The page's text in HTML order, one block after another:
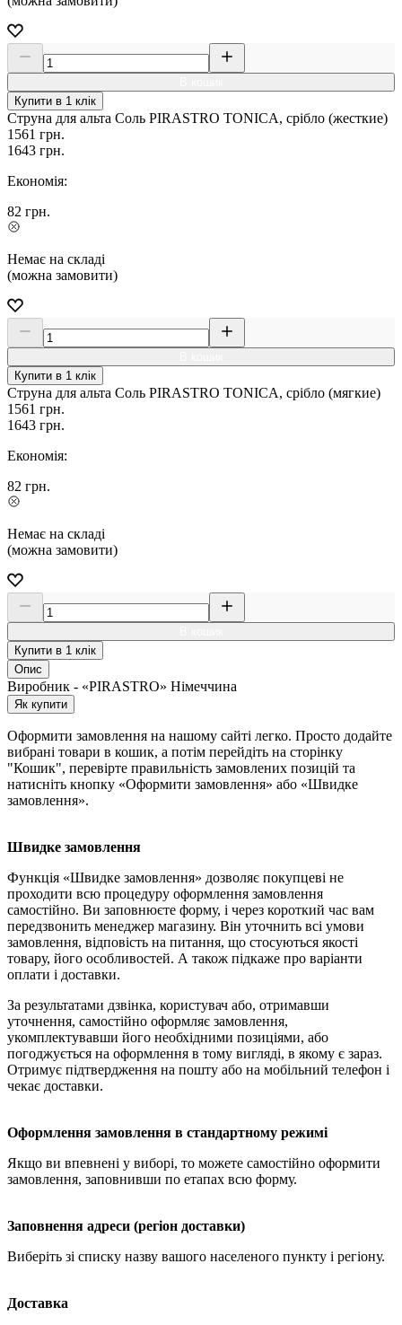
Купити в 1 клік
Струна для альта Соль PIRASTRO TONICA, срібло (жесткие)
1561 грн.
1643 грн.
Економія:
82 грн.
Немає на складі
(можна замовити)
Купити в 1 клік
Струна для альта Соль PIRASTRO TONICA, срібло (мягкие)
1561 грн.
1643 грн.
Економія:
82 грн.
Немає на складі
(можна замовити)
Купити в 1 клік
Опис
Виробник - «PIRASTRO» Німеччина
Як купити
Оформити замовлення на нашому сайті легко. Просто додайте
вибрані товари в кошик, а потім перейдіть на сторінку
"Кошик", перевірте правильність замовлених позицій та
натисніть кнопку «Оформити замовлення» або «Швидке
замовлення».
Швидке замовлення
Функція «Швидке замовлення» дозволяє покупцеві не
проходити всю процедуру оформлення замовлення
самостійно. Ви заповнюєте форму, і через короткий час вам
передзвонить менеджер магазину. Він уточнить всі умови
замовлення, відповість на питання, що стосуються якості
товару, його особливостей. А також підкаже про варіанти
оплати і доставки.
За результатами дзвінка, користувач або, отримавши
уточнення, самостійно оформляє замовлення,
укомплектувавши його необхідними позиціями, або
погоджується на оформлення в тому вигляді, в якому є зараз.
Отримує підтвердження на пошту або на мобільний телефон і
чекає доставки.
Оформлення замовлення в стандартному режимі
Якщо ви впевнені у виборі, то можете самостійно оформити
замовлення, заповнивши по етапах всю форму.
Заповнення адреси (регіон доставки)
Виберіть зі списку назву вашого населеного пункту і регіону.
Доставка